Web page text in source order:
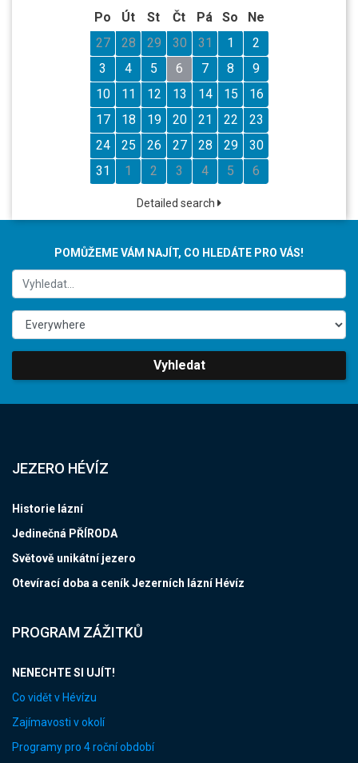
Po
Út St Čt Pá So
Ne
27
28 29 30 31 1
2
3
4 5 6 7 8
9
10
11 12 13 14 15
16
17
18 19 20 21 22
23
24
25 26 27 28 29
30
31
1 2 3 4 5 6
Detailed search
POMŮŽEME VÁM NAJÍT, CO HLEDÁTE PRO VÁS!
Vyhledat
JEZERO HÉVÍZ
Historie lázní
Jedinečná PŘÍRODA
Světově unikátní jezero
Otevírací doba a ceník Jezerních lázní Hévíz
PROGRAM ZÁŽITKŮ
NENECHTE SI UJÍT!
Co vidět v Hévízu
Zajímavosti v okolí
Programy pro 4 roční období